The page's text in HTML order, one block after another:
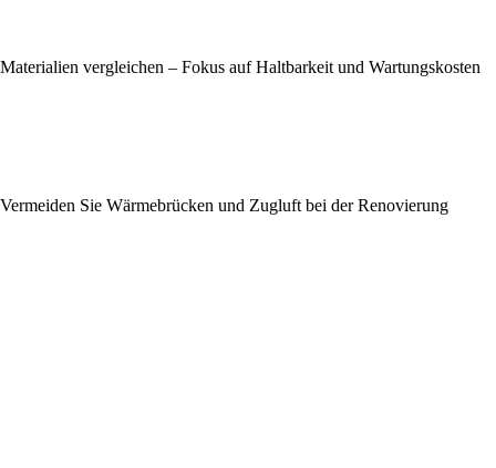
Materialien vergleichen – Fokus auf Haltbarkeit und Wartungskosten
Vermeiden Sie Wärmebrücken und Zugluft bei der Renovierung